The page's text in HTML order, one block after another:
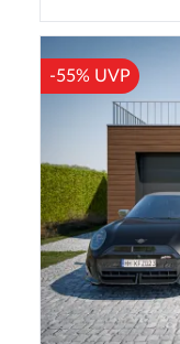
-55% UVP